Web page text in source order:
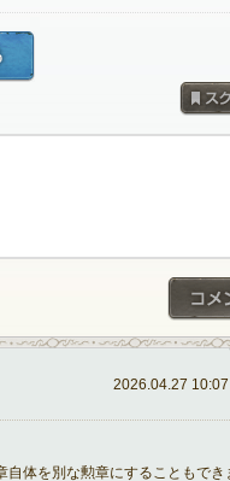
2026.04.27 10:07
体を別な勲章にすることもでき